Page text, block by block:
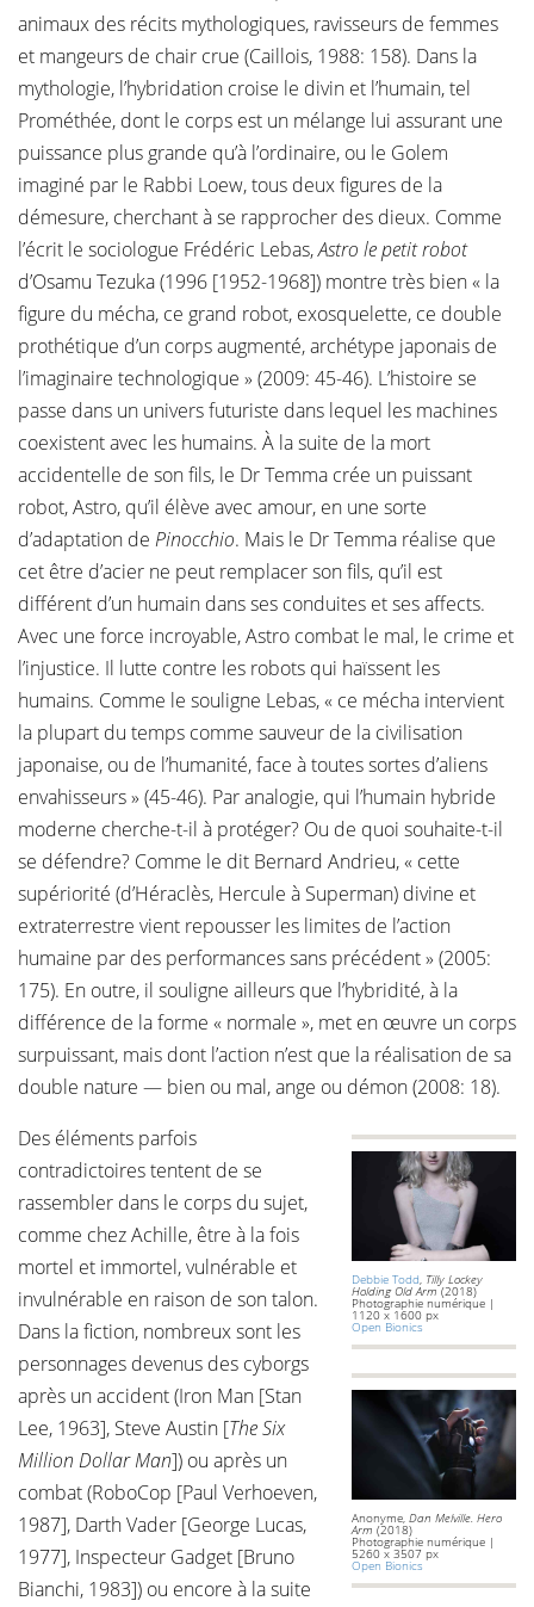
animaux des récits mythologiques, ravisseurs de femmes
et mangeurs de chair crue (Caillois, 1988: 158). Dans la
mythologie, l’hybridation croise le divin et l’humain, tel
Prométhée, dont le corps est un mélange lui assurant une
puissance plus grande qu’à l’ordinaire, ou le Golem
imaginé par le Rabbi Loew, tous deux figures de la
démesure, cherchant à se rapprocher des dieux. Comme
l’écrit le sociologue Frédéric Lebas,Astro le petit robot
d’Osamu Tezuka (1996 [1952-1968]) montre très bien « la
figure du mécha, ce grand robot, exosquelette, ce double
prothétique d’un corps augmenté, archétype japonais de
l’imaginaire technologique » (2009: 45-46). L’histoire se
passe dans un univers futuriste dans lequel les machines
coexistent avec les humains. À la suite de la mort
accidentelle de son fils, le Dr Temma crée un puissant
robot, Astro, qu’il élève avec amour, en une sorte
d’adaptation de Pinocchio. Mais le Dr Temma réalise que
cet être d’acier ne peut remplacer son fils, qu’il est
différent d’un humain dans ses conduites et ses affects.
Avec une force incroyable, Astro combat le mal, le crime et
l’injustice. Il lutte contre les robots qui haïssent les
humains. Comme le souligne Lebas, « ce mécha intervient
la plupart du temps comme sauveur de la civilisation
japonaise, ou de l’humanité, face à toutes sortes d’aliens
envahisseurs » (45-46). Par analogie, qui l’humain hybride
moderne cherche-t-il à protéger? Ou de quoi souhaite-t-il
se défendre? Comme le dit Bernard Andrieu, « cette
supériorité (d’Héraclès, Hercule à Superman) divine et
extraterrestre vient repousser les limites de l’action
humaine par des performances sans précédent » (2005:
175). En outre, il souligne ailleurs que l’hybridité, à la
différence de la forme « normale », met en œuvre un corps
surpuissant, mais dont l’action n’est que la réalisation de sa
double nature — bien ou mal, ange ou démon (2008: 18).
Debbie Todd, Tilly Lockey
Holding Old Arm(2018)
Photographie numérique |
1120 x 1600 px
Open Bionics
Anonyme,Dan Melville. Hero
Arm (2018)
Photographie numérique |
5260 x 3507 px
Open Bionics
Des éléments parfois
contradictoires tentent de se
rassembler dans le corps du sujet,
comme chez Achille, être à la fois
mortel et immortel, vulnérable et
invulnérable en raison de son talon.
Dans la fiction, nombreux sont les
personnages devenus des cyborgs
après un accident (Iron Man [Stan
Lee, 1963], Steve Austin [The Six
Million Dollar Man]) ou après un
combat (RoboCop [Paul Verhoeven,
1987], Darth Vader [George Lucas,
1977], Inspecteur Gadget [Bruno
Bianchi, 1983]) ou encore à la suite